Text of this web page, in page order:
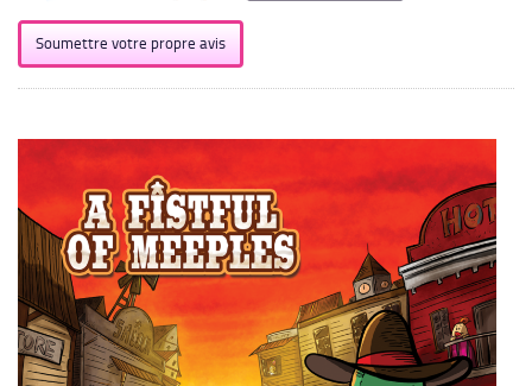
Soumettre votre propre avis